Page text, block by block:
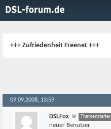
+++ Zufriedenheit Freenet +++
09.09.2008, 13:59
DSLFox Themenstarter
neuer Benutzer